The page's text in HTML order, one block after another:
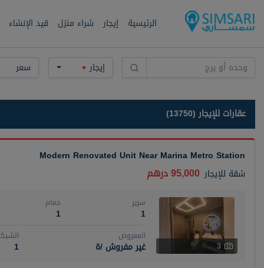
الرئيسية إيجار شراء منزل قيد الإنشاء
إيجار سعر
عقارات للإيجار (13750)
Modern Renovated Unit Near Marina Metro Station
شقة للإيجار 95,000 درهم
3
سرير
1
حمام
1
المعروض
غير مفروش /ة 1